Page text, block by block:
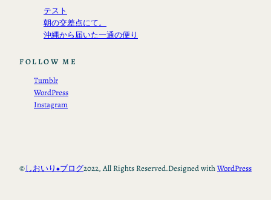
テスト
朝の交差点にて。
沖縄から届いた一通の便り
FOLLOW ME
Tumblr
WordPress
Instagram
©しおいり◆ブログ2022, All Rights Reserved.Designed withWordPress